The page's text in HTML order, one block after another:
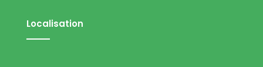
Localisation